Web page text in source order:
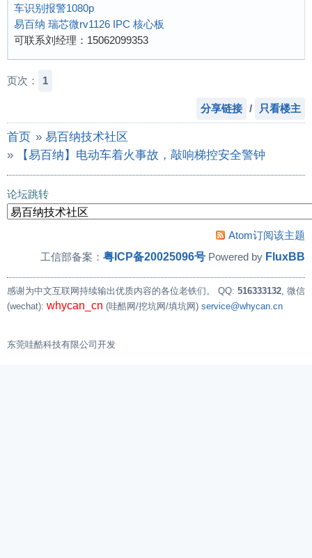
车识别报警1080p
易百纳 瑞芯微rv1126 IPC 核心板
可联系刘经理：15062099353
页次： 1
分享链接 / 只看楼主
首页 » 易百纳技术社区
»
【易百纳】电动车着火事故，敲响梯控安全警钟
论坛跳转
Atom订阅该主题
工信部备案： 粤ICP备20025096号 Powered by FluxBB
感谢为中文互联网持续输出优质内容的各位老铁们。 QQ: 516333132, 微信
(wechat): whycan_cn (哇酷网/挖坑网/填坑网) service@whycan.cn
东莞哇酷科技有限公司开发